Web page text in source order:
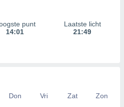
punt
14:01
Laatste licht
21:49
Don Vri Zat
Zon